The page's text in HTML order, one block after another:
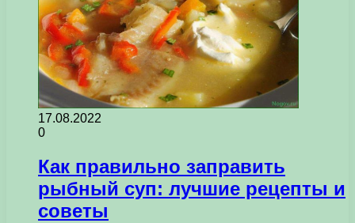
17.08.2022
0
Как правильно заправить
рыбный суп: лучшие рецепты и
советы